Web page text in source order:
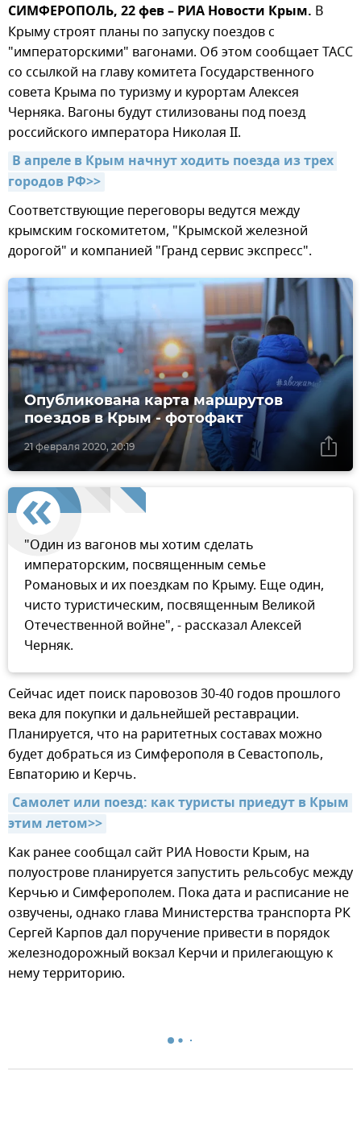
СИМФЕРОПОЛЬ, 22 фев – РИА Новости Крым. В
Крыму строят планы по запуску поездов с
"императорскими" вагонами. Об этом сообщает ТАСС
со ссылкой на главу комитета Государственного
совета Крыма по туризму и курортам Алексея
Черняка. Вагоны будут стилизованы под поезд
российского императора Николая II.
В апреле в Крым начнут ходить поезда из трех
городов РФ>>
Соответствующие переговоры ведутся между
крымским госкомитетом, "Крымской железной
дорогой" и компанией "Гранд сервис экспресс".
21 февраля 2020, 20:19
Опубликована карта маршрутов
поездов в Крым - фотофакт
"Один из вагонов мы хотим сделать
императорским, посвященным семье
Романовых и их поездкам по Крыму. Еще один,
чисто туристическим, посвященным Великой
Отечественной войне", - рассказал Алексей
Черняк.
Сейчас идет поиск паровозов 30-40 годов прошлого
века для покупки и дальнейшей реставрации.
Планируется, что на раритетных составах можно
будет добраться из Симферополя в Севастополь,
Евпаторию и Керчь.
Самолет или поезд: как туристы приедут в Крым
этим летом>>
Как ранее сообщал сайт РИА Новости Крым, на
полуострове планируется запустить рельсобус между
Керчью и Симферополем. Пока дата и расписание не
озвучены, однако глава Министерства транспорта РК
Сергей Карпов дал поручение привести в порядок
железнодорожный вокзал Керчи и прилегающую к
нему территорию.